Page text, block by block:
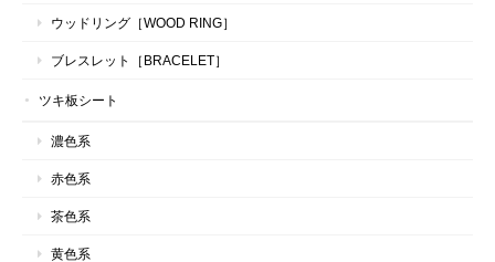
ウッドリング［WOOD RING］
ブレスレット［BRACELET］
ツキ板シート
濃色系
赤色系
茶色系
黄色系